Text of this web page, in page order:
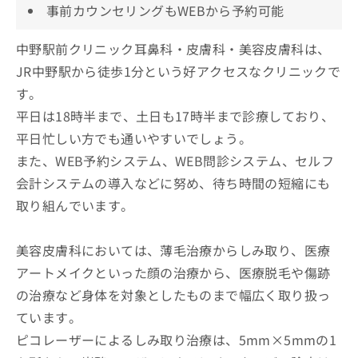
事前カウンセリングもWEBから予約可能
中野駅前クリニック耳鼻科・皮膚科・美容皮膚科は、
JR中野駅から徒歩1分という好アクセスなクリニックで
す。
平日は18時半まで、土日も17時半まで診療しており、
平日忙しい方でも通いやすいでしょう。
また、WEB予約システム、WEB問診システム、セルフ
会計システムの導入などに努め、待ち時間の短縮にも
取り組んでいます。
美容皮膚科においては、薄毛治療からしみ取り、医療
アートメイクといった顔の治療から、医療脱毛や傷跡
の治療など身体を対象としたものまで幅広く取り扱っ
ています。
ピコレーザーによるしみ取り治療は、5mm×5mmの1